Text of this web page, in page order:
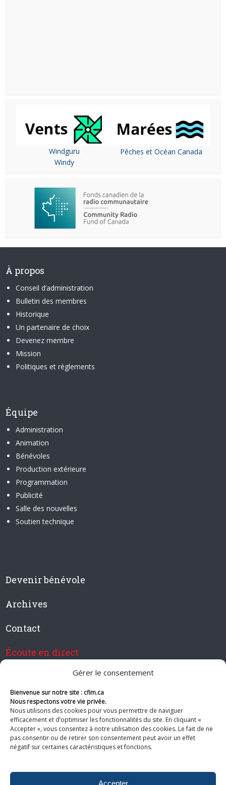
Gérer le consentement
Bienvenue sur notre site : cfim.ca
Nous respectons votre vie privée.
Nous utilisons des cookies pour vous permettre de naviguer
efficacement et d’optimiser les fonctionnalités du site. En cliquant «
Accepter », vous consentez à notre utilisation des cookies. Le fait de ne
pas consentir ou de retirer son consentement peut avoir un effet
négatif sur certaines caractéristiques et fonctions.
Accepter
Windguru
Windy
Pêches et Océan Canada
À propos
Conseil d’administration
Bulletin des membres
Historique
Un partenaire de choix
Devenez membre
Mission
Politiques et règlements
Équipe
Administration
Animation
Bénévoles
Production extérieure
Programmation
Publicité
Salle des nouvelles
Soutien technique
Devenir bénévole
Archives
Contact
Écoute en direct
Devenir membre de CFIM
Suivez-nous